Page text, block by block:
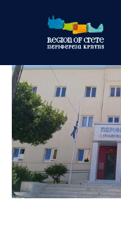
Περιφέρεια
Ενημέρωση
Έργα
&
Δράσεις
Ψηφιακές
Υπηρεσίες
Επικοινωνία